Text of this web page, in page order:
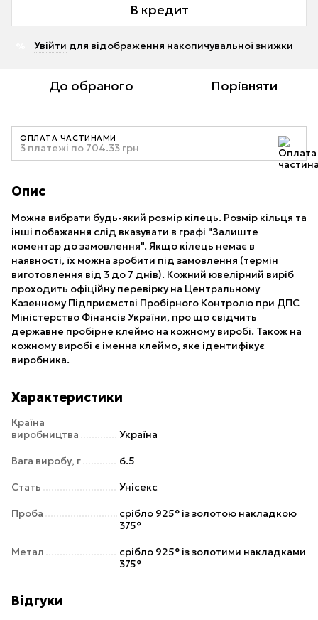
В кредит
Увійти для відображення накопичувальної знижки
До обраного Порівняти
ОПЛАТА ЧАСТИНАМИ
3 платежі по 704.33 грн
Опис
Можна вибрати будь-який розмір кілець. Розмір кільця та
інші побажання слід вказувати в графі "Залиште
коментар до замовлення". Якщо кілець немає в
наявності, їх можна зробити під замовлення (термін
виготовлення від 3 до 7 днів). Кожний ювелірний виріб
проходить офіційну перевірку на Центральному
Казенному Підприємстві Пробірного Контролю при ДПС
Міністерство Фінансів України, про що свідчить
державне пробірне клеймо на кожному виробі. Також на
кожному виробі є іменна клеймо, яке ідентифікує
виробника.
Характеристики
Країна
виробництва
Україна
Вага виробу, г 6.5
Стать Унісекс
Проба
срібло 925° із золотою накладкою
375°
Метал
срібло 925° із золотими накладками
375°
Відгуки